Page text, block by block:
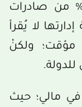
تُشكِّل سلعة واحدة قرابة 80% من صادرات
لا يُقرأ
مؤقت؛ ولكنْ
مالي؛ حيث